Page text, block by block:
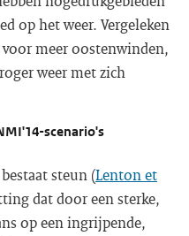
op het weer. Vergeleken
meer oostenwinden,
weer met zich
scenario's
steun (Lenton et
dat door een sterke,
op een ingrijpende,